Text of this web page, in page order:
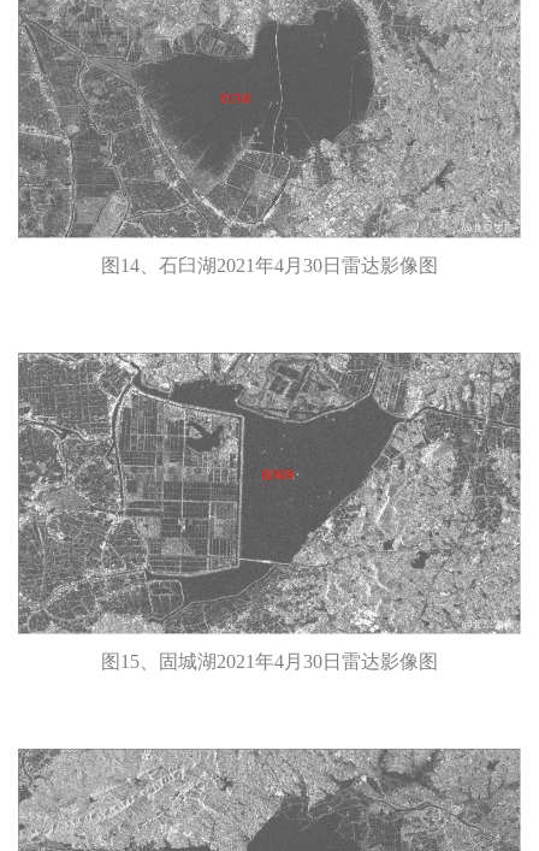
图14、石臼湖2021年4月30日雷达影像图
图15、固城湖2021年4月30日雷达影像图